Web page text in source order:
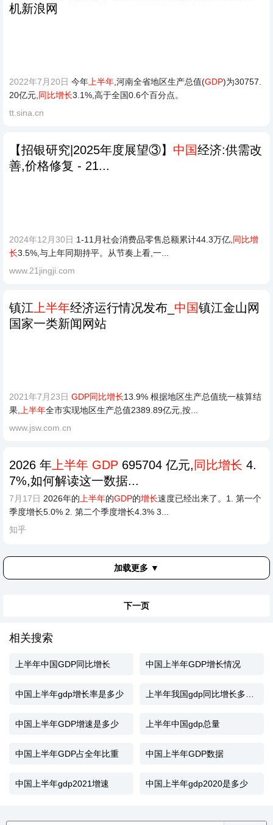
机新浪网
2022年7月20日 今年上半年,河南全省地区生产总值(GDP)为30757.
20亿元,同比增长3.1%,高于全国0.6个百分点。
tt.sina.cn
【招银研究|2025年度展望③】 中国经济:供需改
善,价格修复 - 21...
2024年12月30日 1-11月社会消费品零售总额累计44.3万亿, 同比增
长3.5%,与上年同期持平。从节奏上看,一...
www.21jingji.com
镇江 上半年经济运行情况发布_ 中国镇江金山网
国家一类新闻网站
2021年7月23日 GDP同比增长13.9% 根据地区生产总值统一核算结
果,上半年全市实现地区生产总值2389.89亿元,按...
www.jsw.com.cn
2026 年 上半年 GDP 695704 亿元, 同比增长 4.
7%,如何解读这一数据...
7月17日 2026年的上半年的GDP的增长速度已经出来了。1. 第一个
季度增长5.0% 2. 第二个季度增长4.3% 3...
知乎
加载更多 ▼
下一页
相关搜索
上半年中国GDP同比增长 中国上半年GDP增长情况
中国上半年gdp增长率是多少 上半年我国gdp同比增长多少倍
中国上半年GDP增速是多少 上半年中国gdp总量
中国上半年GDP占全年比重 中国上半年GDP数据
中国上半年gdp2021增速 中国上半年gdp2020是多少